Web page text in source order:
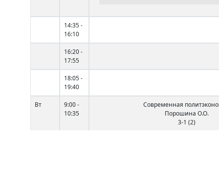
14:35 -
16:10
16:20 -
17:55
18:05 -
19:40
Вт
9:00 -
10:35
Современная
Порошина О.О.
3-1 (2)